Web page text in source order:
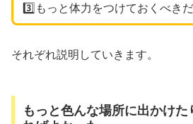
3️⃣もっと体力をつけておくべき
それぞれ説明していきます。
もっと色んな場所に出かけ